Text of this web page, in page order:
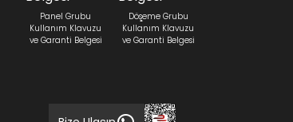
Panel Grubu
Kullanım Klavuzu
ve Garanti Belgesi
Döşeme Grubu
Kullanım Klavuzu
ve Garanti Belgesi